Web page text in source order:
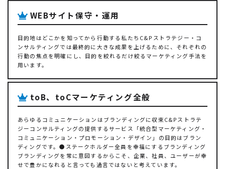
WEBサイト保守・運用
目的地はどこかを知ってから行動する私たちC&Pストラテジー・コ
ンサルティングでは最終的に大きな成果を上げるために、それぞれの
行動の焦点を明確にし、目的を絞れるだけ絞るマーケティング手法を
用います。
toB、toCマーケティング全般
あらゆるコミュニケーションはブランディングに収束C&Pストラテ
ジーコンサルティングの提供するサービス「統合型マーケティング・
コミュニケーション・プロモーション・デザイン」の目的はブラン
ディングです。●ステークホルダー全員を幸福にするブランディング
ブランディングを常に意図するからこそ、企業、社員、ユーザーが幸
せで豊かになれると言っても過言ではないと考えています。